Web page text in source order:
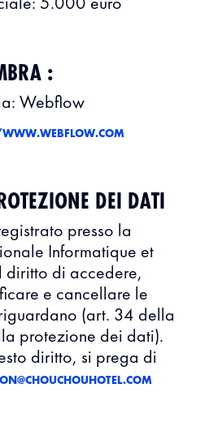
5.000 euro
:
Webflow
WWW.WEBFLOW.COM
DEI DATI
presso la
Informatique et
diritto di accedere,
e cancellare le
(art. 34 della
protezione dei dati).
diritto, si prega di